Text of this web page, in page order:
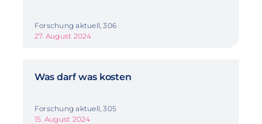
Forschung aktuell, 306
27. August 2024
Was darf was kosten
Forschung aktuell, 305
15. August 2024